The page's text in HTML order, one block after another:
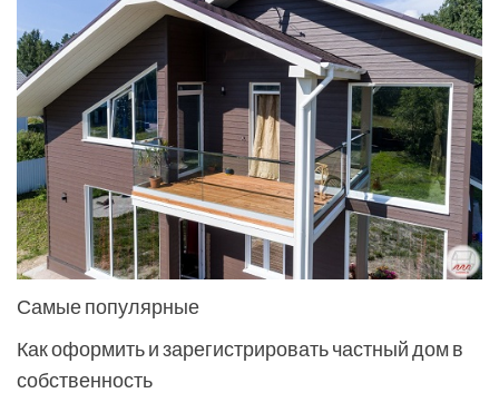
Самые популярные
Как оформить и зарегистрировать частный дом в
собственность